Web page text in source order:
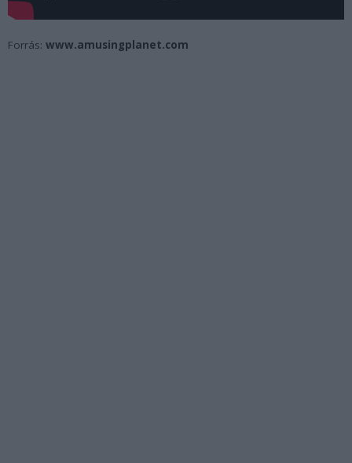
Forrás: www.amusingplanet.com